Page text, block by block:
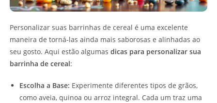
Personalizar suas barrinhas de cereal é uma excelente
maneira de torná-las ainda mais saborosas e alinhadas ao
seu gosto. Aqui estão algumas dicas para personalizar sua
barrinha de cereal:
Escolha a Base: Experimente diferentes tipos de grãos,
como aveia, quinoa ou arroz integral. Cada um traz uma